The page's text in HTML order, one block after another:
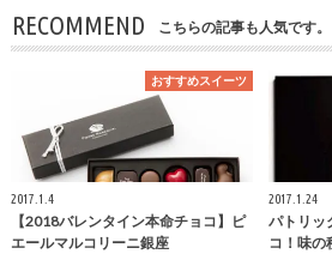
RECOMMEND こちらの記事も人気です。
おすすめスイーツ
2017.1.4
【2018バレンタイン本命チョコ】ピ
エールマルコリーニ銀座
2017.1.24
パトリッ
コ！味の